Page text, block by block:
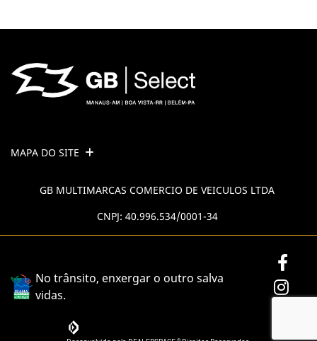
MAPA DO SITE
GB MULTIMARCAS COMERCIO DE VEICULOS LTDA
CNPJ: 40.996.534/0001-34
No trânsito, enxergar o outro salva
vidas.